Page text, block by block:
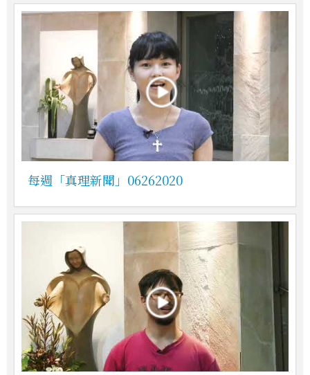
每週「真理新聞」06262020